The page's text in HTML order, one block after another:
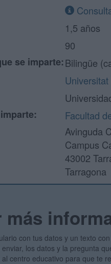
1,5 años
90
se imparte:Bilingüe
Facultad
Avinguda
Campus
43002
Tarragona
más
con tus datos y un texto
los datos y la pregunta
centro educativo para que te